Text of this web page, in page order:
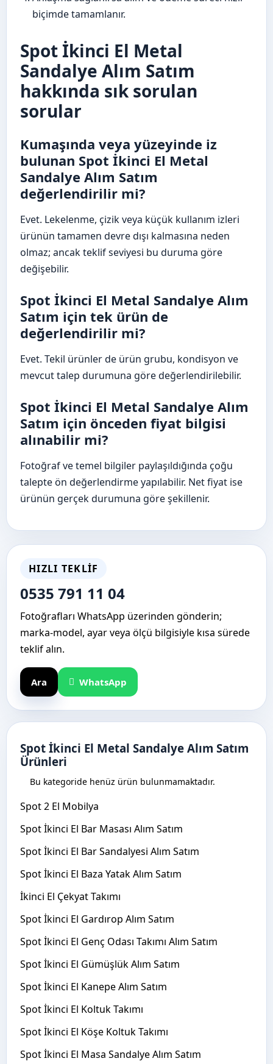
biçimde tamamlanır.
Spot İkinci El Metal
Sandalye Alım Satım
hakkında sık sorulan
sorular
Kumaşında veya yüzeyinde iz
bulunan Spot İkinci El Metal
Sandalye Alım Satım
değerlendirilir mi?
Evet. Lekelenme, çizik veya küçük kullanım izleri
ürünün tamamen devre dışı kalmasına neden
olmaz; ancak teklif seviyesi bu duruma göre
değişebilir.
Spot İkinci El Metal Sandalye Alım
Satım için tek ürün de
değerlendirilir mi?
Evet. Tekil ürünler de ürün grubu, kondisyon ve
mevcut talep durumuna göre değerlendirilebilir.
Spot İkinci El Metal Sandalye Alım
Satım için önceden fiyat bilgisi
alınabilir mi?
Fotoğraf ve temel bilgiler paylaşıldığında çoğu
talepte ön değerlendirme yapılabilir. Net fiyat ise
ürünün gerçek durumuna göre şekillenir.
HIZLI TEKLIF
0535 791 11 04
Fotoğrafları WhatsApp üzerinden gönderin;
marka-model, ayar veya ölçü bilgisiyle kısa sürede
teklif alın.
Ara WhatsApp
Spot İkinci El Metal Sandalye Alım Satım
Ürünleri
Bu kategoride henüz ürün bulunmamaktadır.
Spot 2 El Mobilya
Spot İkinci El Bar Masası Alım Satım
Spot İkinci El Bar Sandalyesi Alım Satım
Spot İkinci El Baza Yatak Alım Satım
İkinci El Çekyat Takımı
Spot İkinci El Gardırop Alım Satım
Spot İkinci El Genç Odası Takımı Alım Satım
Spot İkinci El Gümüşlük Alım Satım
Spot İkinci El Kanepe Alım Satım
Spot İkinci El Koltuk Takımı
Spot İkinci El Köşe Koltuk Takımı
Spot İkinci El Masa Sandalye Alım Satım